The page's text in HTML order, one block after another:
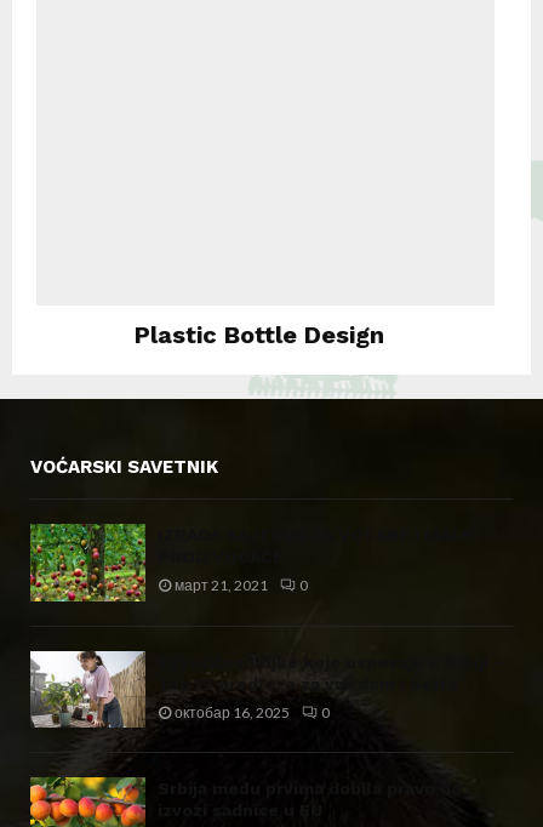
Plastic Bottle Design
VOĆARSKI SAVETNIK
март 21, 2021 0
Top 12 predloga za vaš dom i baštu
октобар 16, 2025 0